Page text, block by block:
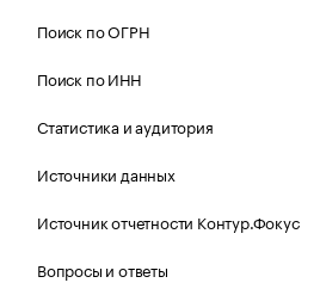
Поиск по ОГРН
Поиск по ИНН
Статистика и аудитория
Источники данных
Источник отчетности Контур.Фокус
Вопросы и ответы